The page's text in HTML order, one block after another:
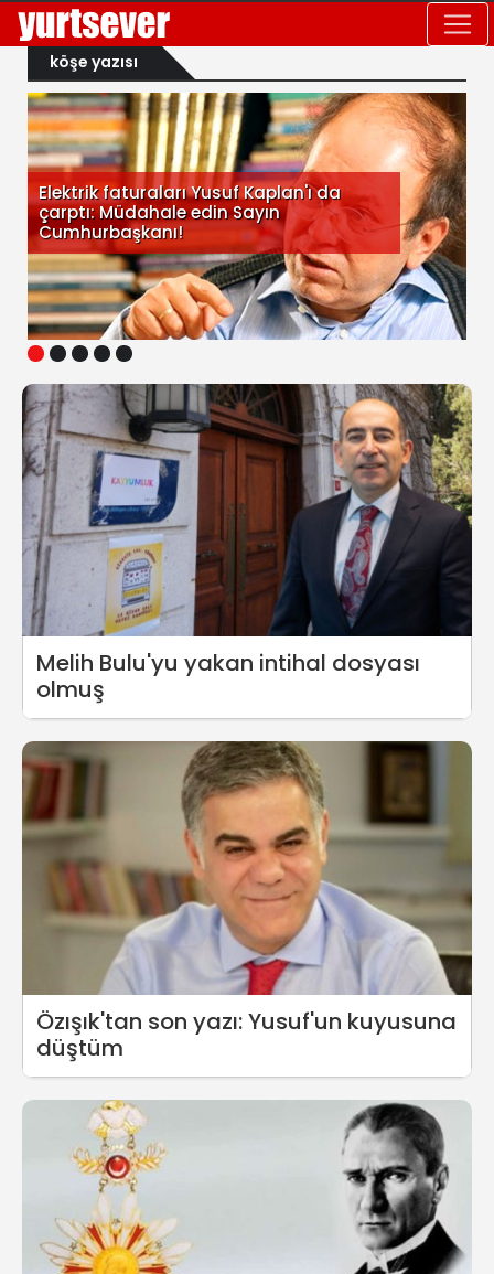
köşe yazısı
1 2 3 4 5
Elektrik faturaları Yusuf Kaplan'ı da
çarptı: Müdahale edin Sayın
Cumhurbaşkanı!
Melih Bulu'yu yakan intihal dosyası
olmuş
Özışık'tan son yazı: Yusuf'un kuyusuna
düştüm